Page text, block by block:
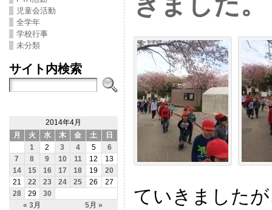
児童会活動
全学年
学校行事
未分類
サイト内検索
2014年4月
月
火 水 木 金 土 日
« 3月 5月 »
1 2 3 4 5
6
7
8 9 10 11 12
13
14
15 16 17 18 19
20
21
22 23 24 25 26
27
28
29 30
ていきました